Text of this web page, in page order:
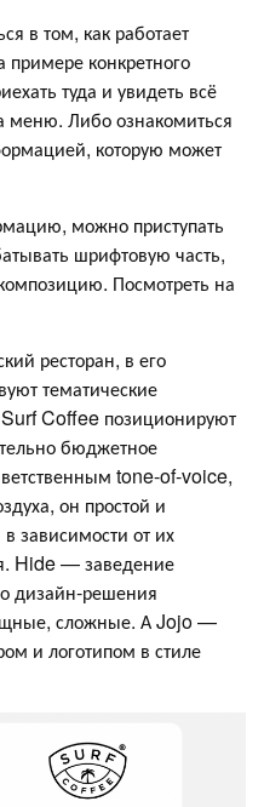
в том, как работает
конкретного
туда и увидеть всё
меню. Либо ознакомиться
которую может
можно приступать
шрифтовую часть,
Посмотреть на
ресторан, в его
тематические
Surf Coffee позиционируют
бюджетное
tone-of-voice,
он простой и
зависимости от их
Hide — заведение
дизайн-решения
сложные. А Jojo —
и логотипом в стиле